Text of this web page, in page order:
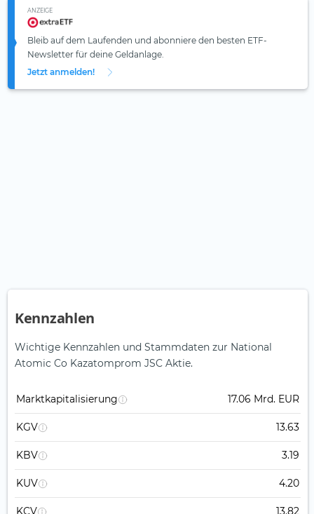
ANZEIGE
Bleib auf dem Laufenden und abonniere den besten ETF-
Newsletter für deine Geldanlage.
Jetzt anmelden!
Kennzahlen
Wichtige Kennzahlen und Stammdaten zur National
Atomic Co Kazatomprom JSC Aktie.
Marktkapitalisierung 17.06 Mrd. EUR
KGV 13.63
KBV 3.19
KUV 4.20
KCV 13.82